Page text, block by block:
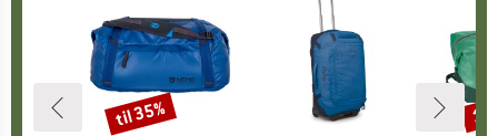
Rabat
til 35%